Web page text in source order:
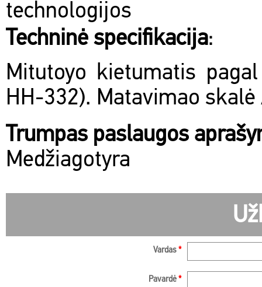
technologijos
Techninė specifikacija:
Mitutoyo kietumatis
HH-332). Matavimao skalė
Trumpas paslaugos
Medžiagotyra
Vardas *
Pavardė *